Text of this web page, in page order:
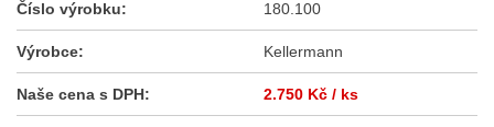
Číslo výrobku: 180.100
Výrobce: Kellermann
Naše cena s DPH: 2.750 Kč / ks